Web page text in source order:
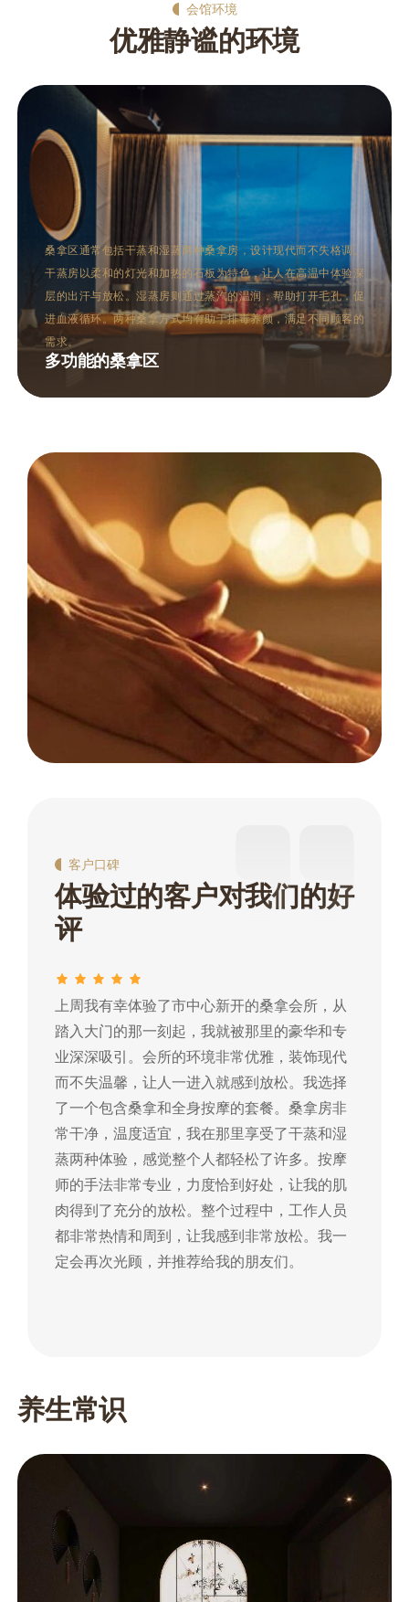
会馆环境
优雅静谧的环境
房，设计现代而不失格调。
特色，让人在高温中体验深
的温润，帮助打开毛孔，促
排毒养颜，满足不同顾客的
休息室提供宽敞的躺椅和软垫，顾
在这里放松身心。休息室通常设有
整个空间，同时保证了私密性。此
顾客补充水分和能量。
舒适的休息室
客户口碑
体验过的客户对我们的好
评
上周我有幸体验了市中心新开的桑拿会所，从
踏入大门的那一刻起，我就被那里的豪华和专
业深深吸引。会所的环境非常优雅，装饰现代
而不失温馨，让人一进入就感到放松。我选择
了一个包含桑拿和全身按摩的套餐。桑拿房非
常干净，温度适宜，我在那里享受了干蒸和湿
蒸两种体验，感觉整个人都轻松了许多。按摩
师的手法非常专业，力度恰到好处，让我的肌
肉得到了充分的放松。整个过程中，工作人员
都非常热情和周到，让我感到非常放松。我一
定会再次光顾，并推荐给我的朋友们。
养生常识